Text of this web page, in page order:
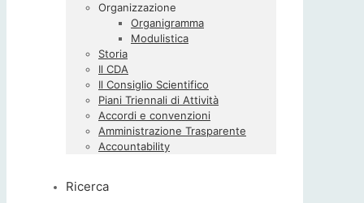
Organizzazione
Organigramma
Modulistica
Storia
Il CDA
Il Consiglio Scientifico
Piani Triennali di Attività
Accordi e convenzioni
Amministrazione Trasparente
Accountability
Ricerca